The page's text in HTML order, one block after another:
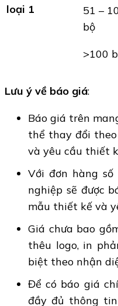
loại 1
51 –
bộ
>100
Lưu ý về báo giá:
Báo giá trên
thể thay đổi
và yêu cầu thiết
Với đơn hàng số
nghiệp sẽ được
mẫu thiết kế và
Giá chưa bao
thêu logo, in
biệt theo nhận
Để có báo giá
đầy đủ thông